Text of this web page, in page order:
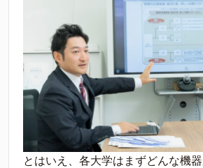
とはいえ、各大学はまずどんな機